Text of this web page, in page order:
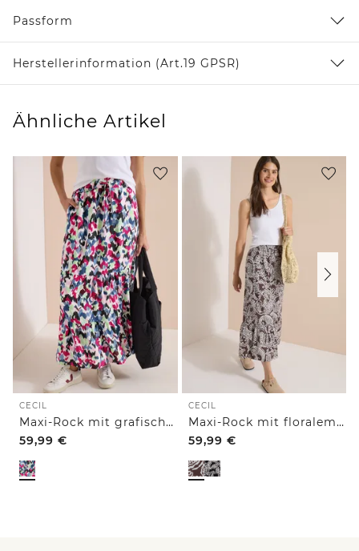
Passform
Herstellerinformation (Art.19 GPSR)
Ähnliche Artikel
CECIL
Maxi-Rock mit grafischem Muster
59,99 €
CECIL
Maxi-Rock mit floralem Muster
59,99 €